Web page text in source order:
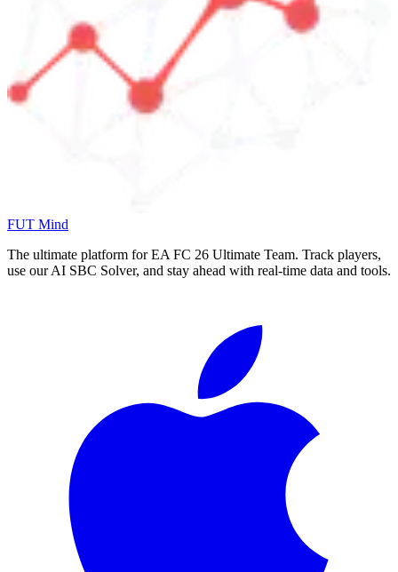
FUT Mind
The ultimate platform for EA FC 26 Ultimate Team. Track players,
use our AI SBC Solver, and stay ahead with real-time data and tools.